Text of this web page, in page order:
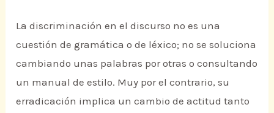
La discriminación en el discurso no es una
cuestión de gramática o de léxico; no se soluciona
cambiando unas palabras por otras o consultando
un manual de estilo. Muy por el contrario, su
erradicación implica un cambio de actitud tanto